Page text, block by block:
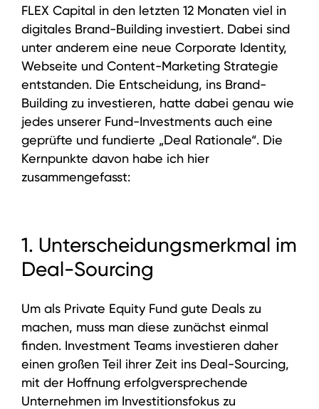
FLEX Capital in den letzten 12 Monaten viel in
digitales Brand-Building investiert. Dabei sind
unter anderem eine neue Corporate Identity,
Webseite und Content-Marketing Strategie
entstanden. Die Entscheidung, ins Brand-
Building zu investieren, hatte dabei genau wie
jedes unserer Fund-Investments auch eine
geprüfte und fundierte „Deal Rationale“. Die
Kernpunkte davon habe ich hier
zusammengefasst:
1. Unterscheidungsmerkmal im
Deal-Sourcing
Um als Private Equity Fund gute Deals zu
machen, muss man diese zunächst einmal
finden. Investment Teams investieren daher
einen großen Teil ihrer Zeit ins Deal-Sourcing,
mit der Hoffnung erfolgversprechende
Unternehmen im Investitionsfokus zu